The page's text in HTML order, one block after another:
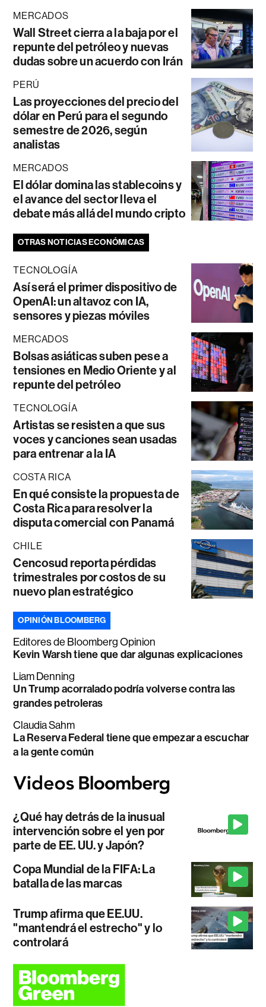
MERCADOS
Wall Street cierra a la baja por el
repunte del petróleo y nuevas
dudas sobre un acuerdo con Irán
PERÚ
Las proyecciones del precio del
dólar en Perú para el segundo
semestre de 2026, según
analistas
MERCADOS
El dólar domina las stablecoins y
el avance del sector lleva el
debate más allá del mundo cripto
OTRAS NOTICIAS ECONÓMICAS
TECNOLOGÍA
Así será el primer dispositivo de
OpenAI: un altavoz con IA,
sensores y piezas móviles
MERCADOS
Bolsas asiáticas suben pese a
tensiones en Medio Oriente y al
repunte del petróleo
TECNOLOGÍA
Artistas se resisten a que sus
voces y canciones sean usadas
para entrenar a la IA
COSTA RICA
En qué consiste la propuesta de
Costa Rica para resolver la
disputa comercial con Panamá
CHILE
Cencosud reporta pérdidas
trimestrales por costos de su
nuevo plan estratégico
OPINIÓN BLOOMBERG
Editores de Bloomberg Opinion
Kevin Warsh tiene que dar algunas explicaciones
Liam Denning
Un Trump acorralado podría volverse contra las
grandes petroleras
Claudia Sahm
La Reserva Federal tiene que empezar a escuchar
a la gente común
¿Qué hay detrás de la inusual
intervención sobre el yen por
parte de EE. UU. y Japón?
Copa Mundial de la FIFA: La
batalla de las marcas
Trump afirma que EE.UU.
"mantendrá el estrecho" y lo
controlará